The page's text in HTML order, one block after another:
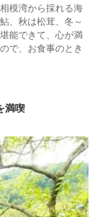
模湾から採れる海
、秋は松茸、冬～
能できて、心が満
で、お食事のとき
満喫